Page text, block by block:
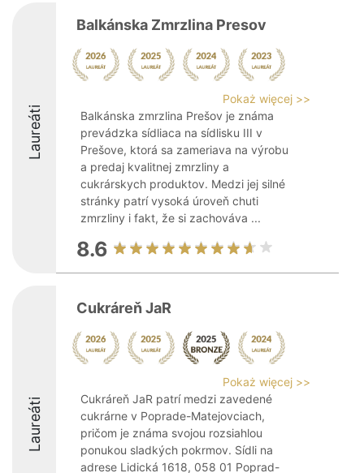
Laureáti
Balkánska Zmrzlina Presov
Pokaż więcej >>
Balkánska zmrzlina Prešov je známa
prevádzka sídliaca na sídlisku III v
Prešove, ktorá sa zameriava na výrobu
a predaj kvalitnej zmrzliny a
cukrárskych produktov. Medzi jej silné
stránky patrí vysoká úroveň chuti
zmrzliny i fakt, že si zachováva ...
8.6
Laureáti
Cukráreň JaR
Pokaż więcej >>
Cukráreň JaR patrí medzi zavedené
cukrárne v Poprade-Matejovciach,
pričom je známa svojou rozsiahlou
ponukou sladkých pokrmov. Sídli na
adrese Lidická 1618, 058 01 Poprad-